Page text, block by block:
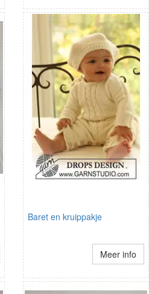
Baret en kruippakje
Meer info